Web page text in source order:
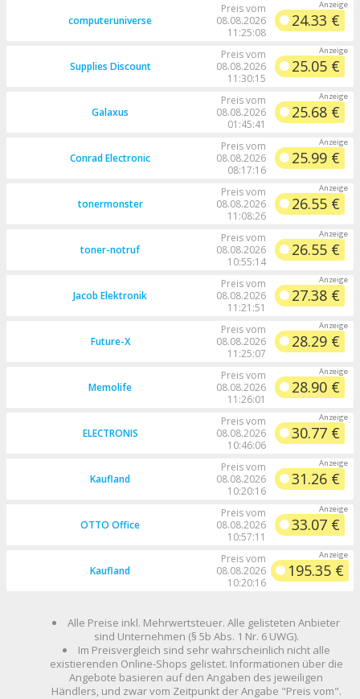
computeruniverse
Preis vom
08.08.2026
11:25:08
24.33 €
Supplies Discount
Preis vom
08.08.2026
11:30:15
25.05 €
Galaxus
Preis vom
08.08.2026
01:45:41
25.68 €
Conrad Electronic
Preis vom
08.08.2026
08:17:16
25.99 €
tonermonster
Preis vom
08.08.2026
11:08:26
26.55 €
toner-notruf
Preis vom
08.08.2026
10:55:14
26.55 €
Jacob Elektronik
Preis vom
08.08.2026
11:21:51
27.38 €
Future-X
Preis vom
08.08.2026
11:25:07
28.29 €
Memolife
Preis vom
08.08.2026
11:26:01
28.90 €
ELECTRONIS
Preis vom
08.08.2026
10:46:06
30.77 €
Kaufland
Preis vom
08.08.2026
10:20:16
31.26 €
OTTO Office
Preis vom
08.08.2026
10:57:11
33.07 €
Kaufland
Preis vom
08.08.2026
10:20:16
195.35 €
Alle Preise inkl. Mehrwertsteuer. Alle gelisteten Anbieter
sind Unternehmen (§ 5b Abs. 1 Nr. 6 UWG).
Im Preisvergleich sind sehr wahrscheinlich nicht alle
existierenden Online-Shops gelistet. Informationen über die
Angebote basieren auf den Angaben des jeweiligen
Händlers, und zwar vom Zeitpunkt der Angabe "Preis vom".